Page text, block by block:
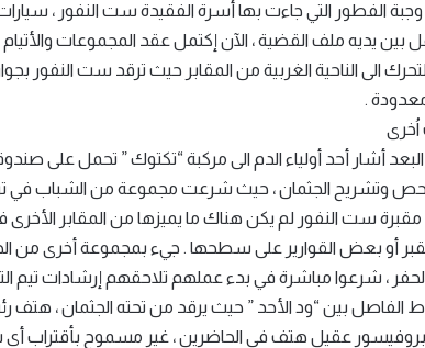
وجبة الفطور التي جاءت بها أسرة الفقيدة ست النفور ،
بين يديه ملف القضية ، الآن إكتمل عقد المجموعات
التحرك الى الناحية الغربية من المقابر حيث ترقد ست النفور
.
اُخرى
أشار أحد أولياء الدم الى مركبة “تكتوك ” تحمل على
وتشريح الجثمان ، حيث شرعت مجموعة من الشباب في
، مقبرة ست النفور لم يكن هناك ما يميزها من المقابر
أو بعض القوارير على سطحها . جيء بمجموعة أخرى من
، شرعوا مباشرة في بدء عملهم تلاحقهم إرشادات تيم
الفاصل بين “ود الأحد ” حيث يرقد من تحته الجثمان ، هتف
، بروفيسور عقيل هتف في الحاضرين ، غير مسموح بأقتراب